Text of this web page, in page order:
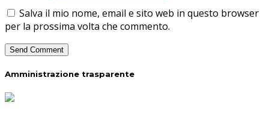
Salva il mio nome, email e sito web in questo browser
per la prossima volta che commento.
Amministrazione trasparente